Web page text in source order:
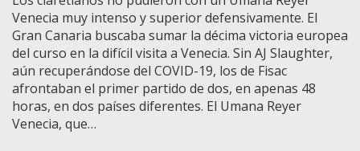
Venecia muy intenso y superior defensivamente. El
Gran Canaria buscaba sumar la décima victoria europea
del curso en la difícil visita a Venecia. Sin AJ Slaughter,
aún recuperándose del COVID-19, los de Fisac
afrontaban el primer partido de dos, en apenas 48
horas, en dos países diferentes. El Umana Reyer
Venecia, que…